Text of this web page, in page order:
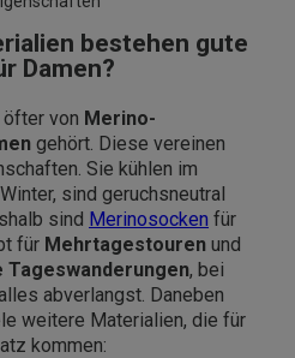
bestehen gute
Damen?
von Merino-
gehört. Diese vereinen
Sie kühlen im
sind geruchsneutral
sind Merinosocken für
für Mehrtagestouren und
Tageswanderungen, bei
abverlangst. Daneben
weitere Materialien, die für
kommen: